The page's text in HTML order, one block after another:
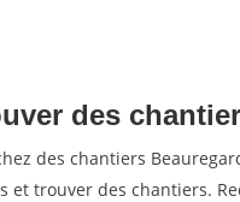
des
des chantiers
trouver des chantiers.